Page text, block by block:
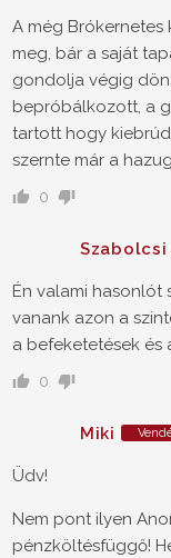
A még
meg, bár a saját
gondolja végig
bepróbálkozott, a
tartott hogy
szernte már a
0
Én valami hasonlót
vanank azon a
a befeketetések és
0
Miki
Üdv!
Nem pont ilyen
pénzköltésfüggő!